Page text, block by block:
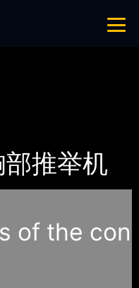
推举机
of the con